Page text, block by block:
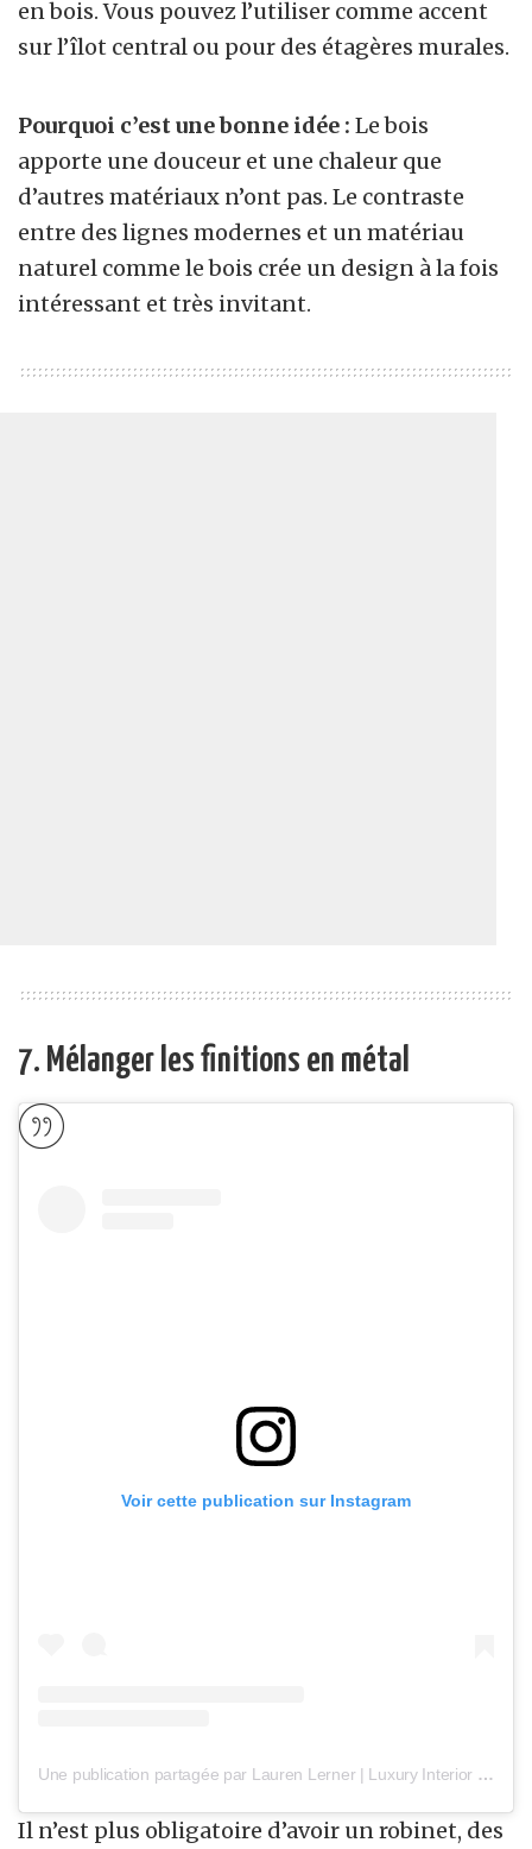
en bois. Vous pouvez l’utiliser comme accent
sur l’îlot central ou pour des étagères murales.
Pourquoi c’est une bonne idée : Le bois
apporte une douceur et une chaleur que
d’autres matériaux n’ont pas. Le contraste
entre des lignes modernes et un matériau
naturel comme le bois crée un design à la fois
intéressant et très invitant.
7. Mélanger les finitions en métal
Voir cette publication sur Instagram
Une publication partagée par Lauren Lerner | Luxury Interior Designer (@livingwithloloaz)
Il n’est plus obligatoire d’avoir un robinet, des